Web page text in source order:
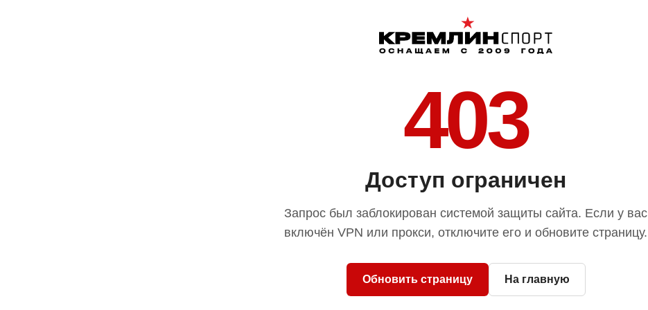
403
Доступ ограничен
Запрос был заблокирован системой защиты сайта. Если у вас
включён VPN или прокси, отключите его и обновите страницу.
Обновить страницу На главную